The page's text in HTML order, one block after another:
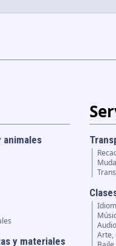
animales
y materiales
Arte,